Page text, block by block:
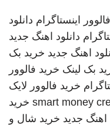
اینستاگرام دانلود
دانلود اهنگ جدید
اهنگ جدید خرید بک
بک لینک خرید فالوور
خرید فالوور لایک
smart money خرید
اهنگ جدید خرید شال و